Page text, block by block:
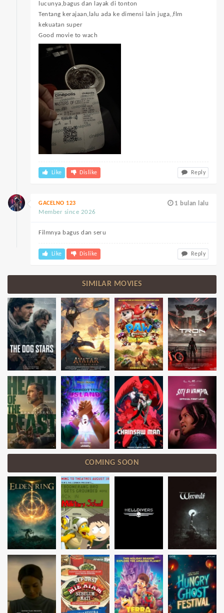
lucunya,bagus dan layak di tonton
Tentang kerajaan,lalu ada ke dimensi lain juga,,flm
kekuatan super
Good movie to wach
Like Dislike Reply
1 bulan lalu
GACELNO 123
Member since 2026
Filmnya bagus dan seru
Like Dislike Reply
SIMILAR MOVIES
COMING SOON